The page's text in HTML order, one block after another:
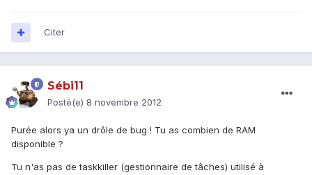
Citer
Sébi11
Posté(e) 8 novembre 2012
Purée alors ya un drôle de bug ! Tu as combien de RAM
disponible ?
Tu n'as pas de taskkiller (gestionnaire de tâches) utilisé à